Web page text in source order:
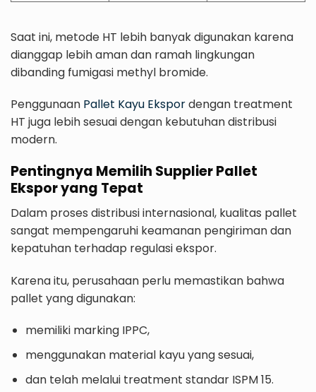
Saat ini, metode HT lebih banyak digunakan karena
dianggap lebih aman dan ramah lingkungan
dibanding fumigasi methyl bromide.
Penggunaan Pallet Kayu Ekspordengan treatment
HT juga lebih sesuai dengan kebutuhan distribusi
modern.
Pentingnya Memilih Supplier Pallet
Ekspor yang Tepat
Dalam proses distribusi internasional, kualitas pallet
sangat mempengaruhi keamanan pengiriman dan
kepatuhan terhadap regulasi ekspor.
Karena itu, perusahaan perlu memastikan bahwa
pallet yang digunakan:
memiliki marking IPPC,
menggunakan material kayu yang sesuai,
dan telah melalui treatment standar ISPM 15.